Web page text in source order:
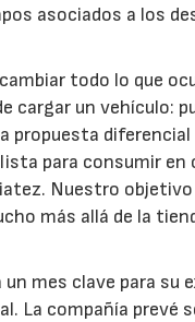
asociados a los
todo lo que
cargar un vehículo:
propuesta
para consumir
Nuestro
más allá de la
mes clave para
La compañía prevé